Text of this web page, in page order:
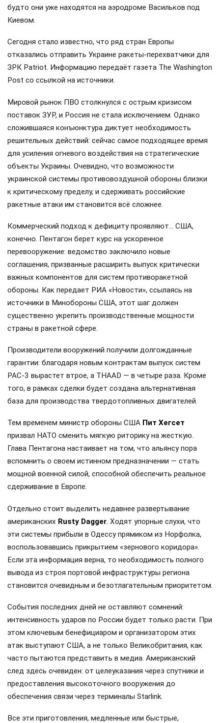
будто они уже находятся на аэродроме Васильков под
Киевом.
Сегодня стало известно, что ряд стран Европы
отказались отправить Украине ракеты-перехватчики для
ЗРК Patriot. Информацию передаёт газета The Washington
Post со ссылкой на источники.
Мировой рынок ПВО столкнулся с острым кризисом
поставок ЗУР, и Россия не стала исключением. Однако
сложившаяся конъюнктура диктует необходимость
решительных действий: сейчас самое подходящее время
для усиления огневого воздействия на стратегические
объекты Украины. Очевидно, что возможности
украинской системы противовоздушной обороны близки
к критическому пределу, и сдерживать российские
ракетные атаки им становится всё сложнее.
Коммерческий подход к дефициту проявляют… США,
конечно. Пентагон берет курс на ускоренное
перевооружение: ведомство заключило новые
соглашения, призванные расширить выпуск критически
важных компонентов для систем противоракетной
обороны. Как передает РИА «Новости», ссылаясь на
источники в Минобороны США, этот шаг должен
существенно укрепить производственные мощности
страны в ракетной сфере.
Производители вооружений получили долгожданные
гарантии: благодаря новым контрактам выпуск систем
PAC-3 вырастет втрое, а THAAD — в четыре раза. Кроме
того, в рамках сделки будет создана альтернативная
база для производства твердотопливных двигателей.
Тем временем министр обороны США Пит Хегсет
призвал НАТО сменить мягкую риторику на жесткую.
Глава Пентагона настаивает на том, что альянсу пора
вспомнить о своем истинном предназначении — стать
мощной военной силой, способной обеспечить реальное
сдерживание в Европе.
Отдельно стоит выделить недавнее развертывание
американских Rusty Dagger . Ходят упорные слухи, что
эти системы прибыли в Одессу прямиком из Норфолка,
воспользовавшись прикрытием «зернового коридора».
Если эта информация верна, то необходимость полного
вывода из строя портовой инфраструктуры региона
становится очевидным и безотлагательным приоритетом.
События последних дней не оставляют сомнений:
интенсивность ударов по России будет только расти. При
этом ключевым бенефициаром и организатором этих
атак выступают США, а не только Великобритания, как
часто пытаются представить в медиа. Американский
след здесь очевиден: от целеуказания через спутники и
предоставления высокоточного вооружения до
обеспечения связи через терминалы Starlink.
Все эти приготовления, медленные или быстрые,